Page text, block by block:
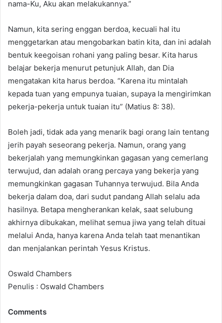
nama-Ku, Aku akan melakukannya.”
Namun, kita sering enggan berdoa, kecuali hal itu
menggetarkan atau mengobarkan batin kita, dan ini adalah
bentuk keegoisan rohani yang paling besar. Kita harus
belajar bekerja menurut petunjuk Allah, dan Dia
mengatakan kita harus berdoa. “Karena itu mintalah
kepada tuan yang empunya tuaian, supaya Ia mengirimkan
pekerja-pekerja untuk tuaian itu” (Matius 8: 38).
Boleh jadi, tidak ada yang menarik bagi orang lain tentang
jerih payah seseorang pekerja. Namun, orang yang
bekerjalah yang memungkinkan gagasan yang cemerlang
terwujud, dan adalah orang percaya yang bekerja yang
memungkinkan gagasan Tuhannya terwujud. Bila Anda
bekerja dalam doa, dari sudut pandang Allah selalu ada
hasilnya. Betapa mengherankan kelak, saat selubung
akhirnya dibukakan, melihat semua jiwa yang telah dituai
melalui Anda, hanya karena Anda telah taat menantikan
dan menjalankan perintah Yesus Kristus.
Oswald Chambers
Penulis : Oswald Chambers
Comments